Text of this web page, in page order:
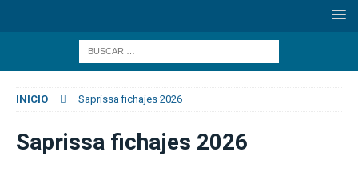
INICIO Saprissa fichajes 2026
Saprissa fichajes 2026